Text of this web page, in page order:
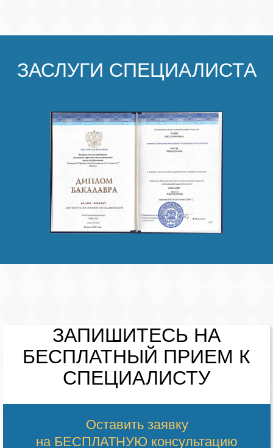
ЗАСЛУГИ СПЕЦИАЛИСТА
ЗАПИШИТЕСЬ НА
БЕСПЛАТНЫЙ ПРИЕМ К
СПЕЦИАЛИСТУ
Оставить заявку
на БЕСПЛАТНУЮ консультацию